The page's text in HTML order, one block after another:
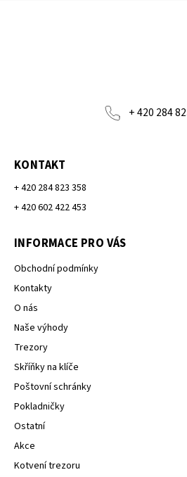
+ 420 284
KONTAKT
+ 420 284 823 358
+ 420 602 422 453
INFORMACE PRO VÁS
Obchodní podmínky
Kontakty
O nás
Naše výhody
Trezory
Skříňky na klíče
Poštovní schránky
Pokladničky
Ostatní
Akce
Kotvení trezoru